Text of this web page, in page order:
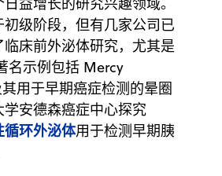
级阶段，但有几家公司已
床前外泌体研究，尤其是
名示例包括 Mercy
用于早期癌症检测的晕圈
安德森癌症中心探究
环外泌体用于检测早期胰